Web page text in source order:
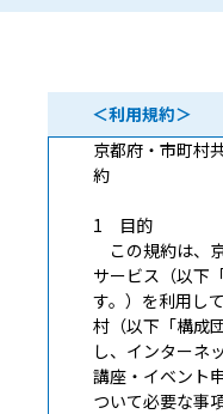
＜利用規約＞
京都府・市町村
約
1 目的
この規約は、
サービス（以下
す。）を利用し
村（以下「構成
し、インターネ
講座・イベント
ついて必要な事